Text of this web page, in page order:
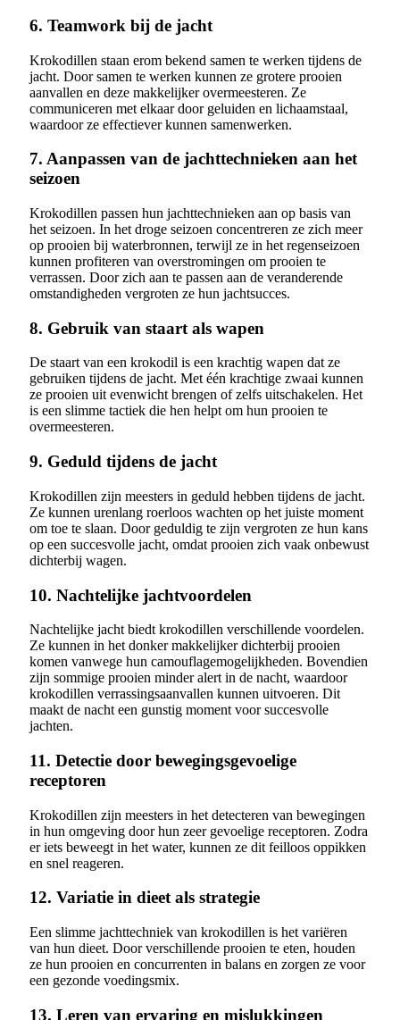
6. Teamwork bij de jacht
Krokodillen staan erom bekend samen te werken tijdens de
jacht. Door samen te werken kunnen ze grotere prooien
aanvallen en deze makkelijker overmeesteren. Ze
communiceren met elkaar door geluiden en lichaamstaal,
waardoor ze effectiever kunnen samenwerken.
7. Aanpassen van de jachttechnieken aan het
seizoen
Krokodillen passen hun jachttechnieken aan op basis van
het seizoen. In het droge seizoen concentreren ze zich meer
op prooien bij waterbronnen, terwijl ze in het regenseizoen
kunnen profiteren van overstromingen om prooien te
verrassen. Door zich aan te passen aan de veranderende
omstandigheden vergroten ze hun jachtsucces.
8. Gebruik van staart als wapen
De staart van een krokodil is een krachtig wapen dat ze
gebruiken tijdens de jacht. Met één krachtige zwaai kunnen
ze prooien uit evenwicht brengen of zelfs uitschakelen. Het
is een slimme tactiek die hen helpt om hun prooien te
overmeesteren.
9. Geduld tijdens de jacht
Krokodillen zijn meesters in geduld hebben tijdens de jacht.
Ze kunnen urenlang roerloos wachten op het juiste moment
om toe te slaan. Door geduldig te zijn vergroten ze hun kans
op een succesvolle jacht, omdat prooien zich vaak onbewust
dichterbij wagen.
10. Nachtelijke jachtvoordelen
Nachtelijke jacht biedt krokodillen verschillende voordelen.
Ze kunnen in het donker makkelijker dichterbij prooien
komen vanwege hun camouflagemogelijkheden. Bovendien
zijn sommige prooien minder alert in de nacht, waardoor
krokodillen verrassingsaanvallen kunnen uitvoeren. Dit
maakt de nacht een gunstig moment voor succesvolle
jachten.
11. Detectie door bewegingsgevoelige
receptoren
Krokodillen zijn meesters in het detecteren van bewegingen
in hun omgeving door hun zeer gevoelige receptoren. Zodra
er iets beweegt in het water, kunnen ze dit feilloos oppikken
en snel reageren.
12. Variatie in dieet als strategie
Een slimme jachttechniek van krokodillen is het variëren
van hun dieet. Door verschillende prooien te eten, houden
ze hun prooien en concurrenten in balans en zorgen ze voor
een gezonde voedingsmix.
13. Leren van ervaring en mislukkingen